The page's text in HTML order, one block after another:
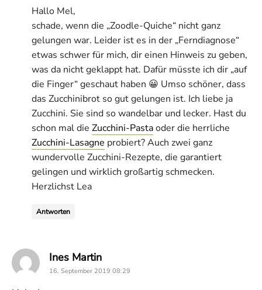
Hallo Mel,
schade, wenn die „Zoodle-Quiche“ nicht ganz
gelungen war. Leider ist es in der „Ferndiagnose“
etwas schwer für mich, dir einen Hinweis zu geben,
was da nicht geklappt hat. Dafür müsste ich dir „auf
die Finger“ geschaut haben 😀 Umso schöner, dass
das Zucchinibrot so gut gelungen ist. Ich liebe ja
Zucchini. Sie sind so wandelbar und lecker. Hast du
schon mal die Zucchini-Pastaoder die herrliche
Zucchini-Lasagne probiert? Auch zwei ganz
wundervolle Zucchini-Rezepte, die garantiert
gelingen und wirklich großartig schmecken.
Herzlichst Lea
Antworten
Ines Martinsays:
16. September 2019 08:29